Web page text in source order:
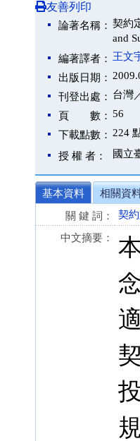
友善列印
論著名稱： 契約
and
編著譯者： 王文
出版日期：
刊登出處： 台灣
頁 數： 56
下載點數： 224
授 權 者： 國立
基本資料
相關資
關 鍵 詞：
契
中文摘要：